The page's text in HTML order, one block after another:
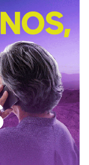
Primera de Justicia
denunciar